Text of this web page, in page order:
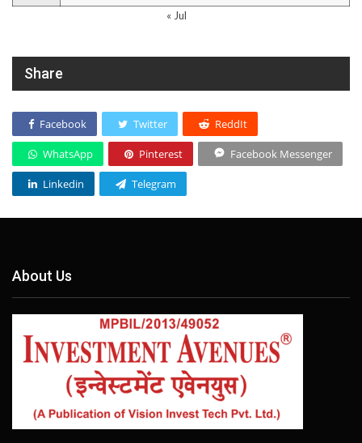
« Jul
Share
Facebook Twitter ReddIt
WhatsApp Pinterest Facebook Messenger
Linkedin Telegram
About Us